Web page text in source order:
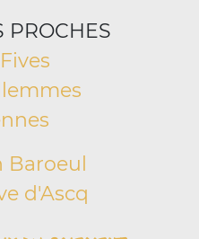
PROCHES
Baroeul
d'Ascq